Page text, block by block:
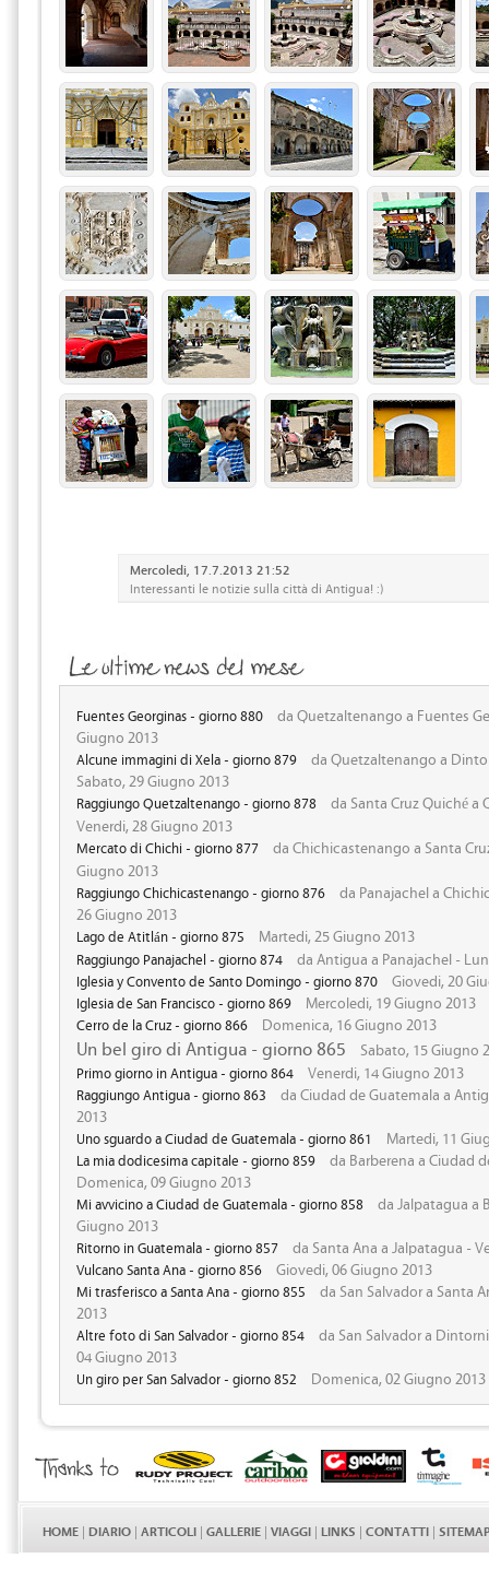
Mercoledi, 17.7.2013 21:52
Interessanti le notizie sulla città di Antigua! :)
Fuentes Georginas - giorno 880
da Quetzaltenango a Fuentes
Giugno 2013
Alcune immagini di Xela - giorno 879
da Quetzaltenango a
Sabato, 29 Giugno 2013
Raggiungo Quetzaltenango - giorno 878
da Santa Cruz Quiché
Venerdi, 28 Giugno 2013
Mercato di Chichi - giorno 877
da Chichicastenango a Santa
Giugno 2013
Raggiungo Chichicastenango - giorno 876
da Panajachel a
26 Giugno 2013
Lago de Atitlán - giorno 875 Martedi, 25 Giugno 2013
Raggiungo Panajachel - giorno 874 da Antigua a Panajachel -
Iglesia y Convento de Santo Domingo - giorno 870 Giovedi, 20
Iglesia de San Francisco - giorno 869 Mercoledi, 19 Giugno 2013
Cerro de la Cruz - giorno 866 Domenica, 16 Giugno 2013
Un bel giro di Antigua - giorno 865 Sabato, 15 Giugno
Primo giorno in Antigua - giorno 864 Venerdi, 14 Giugno 2013
Raggiungo Antigua - giorno 863
da Ciudad de Guatemala a
2013
Uno sguardo a Ciudad de Guatemala - giorno 861 Martedi, 11
La mia dodicesima capitale - giorno 859
da Barberena a Ciudad
Domenica, 09 Giugno 2013
Mi avvicino a Ciudad de Guatemala - giorno 858
da Jalpatagua a
Giugno 2013
Ritorno in Guatemala - giorno 857 da Santa Ana a Jalpatagua -
Vulcano Santa Ana - giorno 856 Giovedi, 06 Giugno 2013
Mi trasferisco a Santa Ana - giorno 855
da San Salvador a Santa
2013
Altre foto di San Salvador - giorno 854
da San Salvador a
04 Giugno 2013
Un giro per San Salvador - giorno 852 Domenica, 02 Giugno 2013
HOME | DIARIO | ARTICOLI | GALLERIE | VIAGGI | LINKS | CONTATTI | SITEMAP